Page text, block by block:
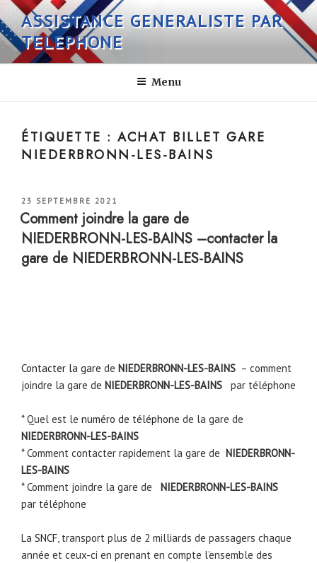
Aller
au
contenu
principal
ASSISTANCE GENERALISTE PAR
TELEPHONE
Menu
ÉTIQUETTE :ACHAT BILLET GARE
NIEDERBRONN-LES-BAINS
PUBLIÉ
LE
23 SEPTEMBRE 2021
Comment joindre la gare de
NIEDERBRONN-LES-BAINS –contacter la
gare de NIEDERBRONN-LES-BAINS
Contacter la gare de NIEDERBRONN-LES-BAINS – comment
joindre la gare de NIEDERBRONN-LES-BAINS par téléphone
* Quel est le numéro de téléphone de la gare de
NIEDERBRONN-LES-BAINS
* Comment contacter rapidement la gare de NIEDERBRONN-
LES-BAINS
* Comment joindre la gare de
NIEDERBRONN-LES-BAINS
par téléphone
La SNCF, transport plus de 2 milliards de passagers chaque
année et ceux-ci en prenant en compte l’ensemble des